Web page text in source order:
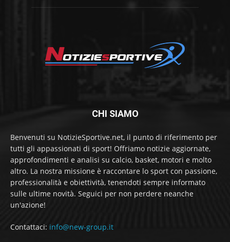
CHI SIAMO
Benvenuti su NotizieSportive.net, il punto di riferimento per
tutti gli appassionati di sport! Offriamo notizie aggiornate,
approfondimenti e analisi su calcio, basket, motori e molto
altro. La nostra missione è raccontare lo sport con passione,
professionalità e obiettività, tenendoti sempre informato
sulle ultime novità. Seguici per non perdere neanche
un'azione!
Contattaci: info@new-group.it